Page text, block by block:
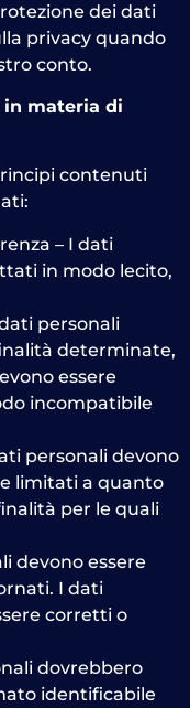
dei dati
privacy quando
conto.
in materia di
contenuti
– I dati
in modo lecito,
personali
determinate,
essere
incompatibile
personali devono
limitati a quanto
per le quali
devono essere
I dati
corretti o
dovrebbero
identificabile